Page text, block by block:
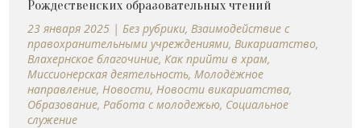
Рождественских образовательных чтений
23 января 2025 |Без рубрики,Взаимодействие с
правохранительными учреждениями,Викариатство,
Влахернское благочиние,Как прийти в храм,
Миссионерская деятельность,Молодёжное
направление,Новости,Новости викариатства,
Образование,Работа с молодежью, Социальное
служение